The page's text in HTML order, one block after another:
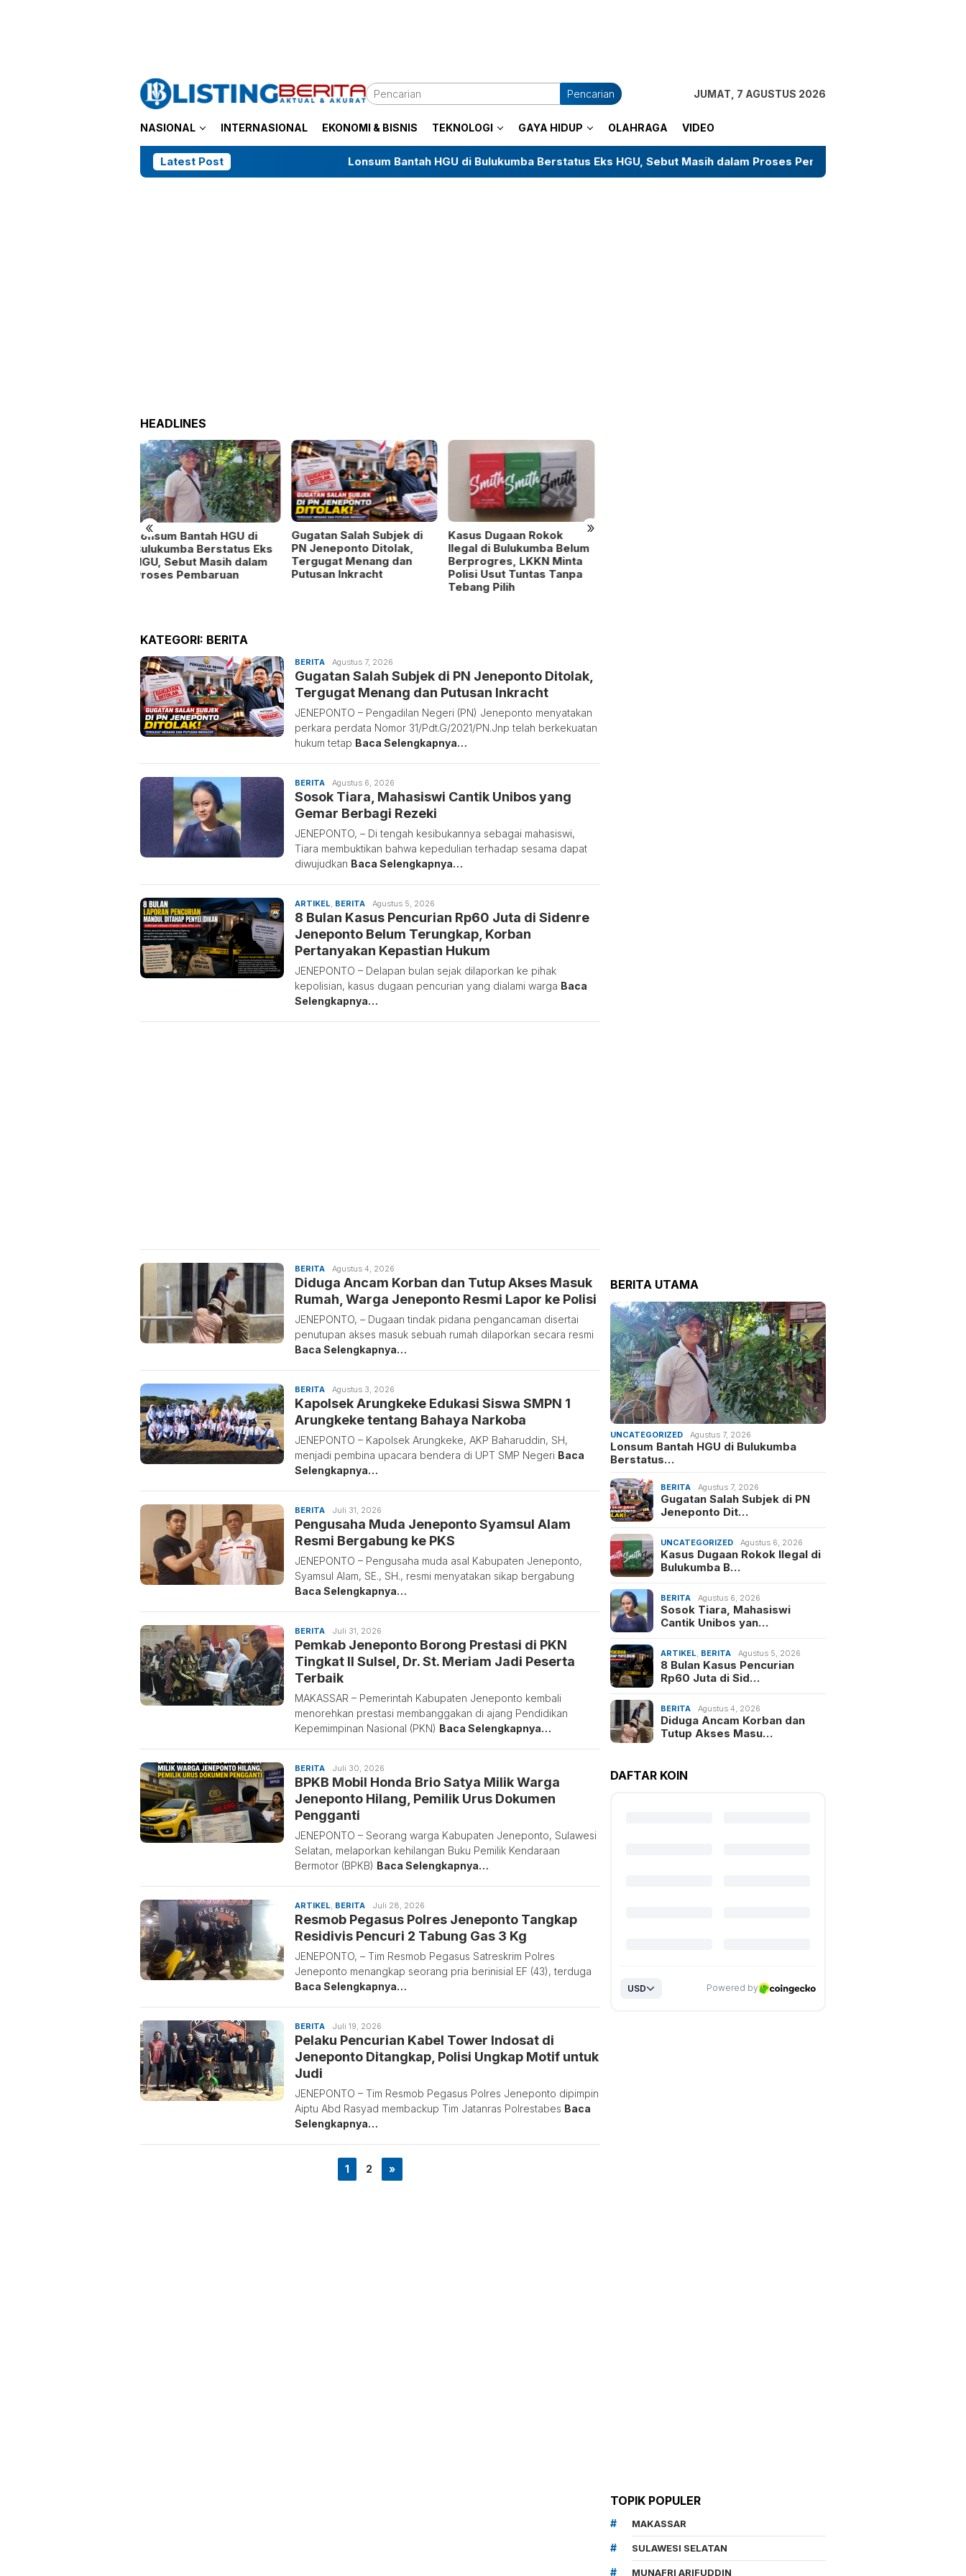
Pencarian JUMAT, 7 AGUSTUS 2026
NASIONAL INTERNASIONAL EKONOMI & BISNIS TEKNOLOGI GAYA HIDUP OLAHRAGA VIDEO
Latest Post Lonsum Bantah HGU di Bulukumba Berstatus Eks HGU, Sebut Masih dalam Proses Pembaruan Gugatan Salah Subjek di PN
HEADLINES
« »
Gugatan Salah Subjek di
PN Jeneponto Ditolak,
Tergugat Menang dan
Putusan Inkracht
Kasus Dugaan Rokok
Ilegal di Bulukumba Belum
Berprogres, LKKN Minta
Polisi Usut Tuntas Tanpa
Sosok Tiara, Mahasiswi
Cantik Unibos yang Gemar
Berbagi Rezeki
KATEGORI: BERITA
BERITA Sulaiman
Nai
Agustus 7, 2026
Gugatan Salah Subjek di PN Jeneponto Ditolak,
Tergugat Menang dan Putusan Inkracht
JENEPONTO – Pengadilan Negeri (PN) Jeneponto menyatakan
perkara perdata Nomor 31/Pdt.G/2021/PN.Jnp telah berkekuatan
hukum tetap Baca Selengkapnya…
BERITA Sulaiman
Nai
Agustus 6, 2026
Sosok Tiara, Mahasiswi Cantik Unibos yang
Gemar Berbagi Rezeki
JENEPONTO, – Di tengah kesibukannya sebagai mahasiswi,
Tiara membuktikan bahwa kepedulian terhadap sesama dapat
diwujudkan Baca Selengkapnya…
ARTIKEL, BERITA Sulaiman
Nai
Agustus 5, 2026
8 Bulan Kasus Pencurian Rp60 Juta di Sidenre
Jeneponto Belum Terungkap, Korban
Pertanyakan Kepastian Hukum
JENEPONTO – Delapan bulan sejak dilaporkan ke pihak
kepolisian, kasus dugaan pencurian yang dialami warga Baca
Selengkapnya…
BERITA Sulaiman
Nai
Agustus 4, 2026
Diduga Ancam Korban dan Tutup Akses Masuk
Rumah, Warga Jeneponto Resmi Lapor ke Polisi
JENEPONTO, – Dugaan tindak pidana pengancaman disertai
penutupan akses masuk sebuah rumah dilaporkan secara resmi
Baca Selengkapnya…
BERITA Sulaiman
Nai
Agustus 3, 2026
Kapolsek Arungkeke Edukasi Siswa SMPN 1
Arungkeke tentang Bahaya Narkoba
JENEPONTO – Kapolsek Arungkeke, AKP Baharuddin, SH,
menjadi pembina upacara bendera di UPT SMP Negeri Baca
Selengkapnya…
BERITA Sulaiman
Nai
Juli 31, 2026
Pengusaha Muda Jeneponto Syamsul Alam
Resmi Bergabung ke PKS
JENEPONTO – Pengusaha muda asal Kabupaten Jeneponto,
Syamsul Alam, SE., SH., resmi menyatakan sikap bergabung
Baca Selengkapnya…
BERITA Sulaiman
Nai
Juli 31, 2026
Pemkab Jeneponto Borong Prestasi di PKN
Tingkat II Sulsel, Dr. St. Meriam Jadi Peserta
Terbaik
MAKASSAR – Pemerintah Kabupaten Jeneponto kembali
menorehkan prestasi membanggakan di ajang Pendidikan
Kepemimpinan Nasional (PKN) Baca Selengkapnya…
BERITA Sulaiman
Nai
Juli 30, 2026
BPKB Mobil Honda Brio Satya Milik Warga
Jeneponto Hilang, Pemilik Urus Dokumen
Pengganti
JENEPONTO – Seorang warga Kabupaten Jeneponto, Sulawesi
Selatan, melaporkan kehilangan Buku Pemilik Kendaraan
Bermotor (BPKB) Baca Selengkapnya…
ARTIKEL, BERITA Sulaiman
Nai
Juli 28, 2026
Resmob Pegasus Polres Jeneponto Tangkap
Residivis Pencuri 2 Tabung Gas 3 Kg
JENEPONTO, – Tim Resmob Pegasus Satreskrim Polres
Jeneponto menangkap seorang pria berinisial EF (43), terduga
Baca Selengkapnya…
BERITA Sulaiman
Nai
Juli 19, 2026
Pelaku Pencurian Kabel Tower Indosat di
Jeneponto Ditangkap, Polisi Ungkap Motif untuk
Judi
JENEPONTO – Tim Resmob Pegasus Polres Jeneponto dipimpin
Aiptu Abd Rasyad membackup Tim Jatanras Polrestabes Baca
Selengkapnya…
1 2 »
BERITA UTAMA
UNCATEGORIZED Agustus 7, 2026
Lonsum Bantah HGU di Bulukumba
Berstatus…
BERITA Agustus 7, 2026
Gugatan Salah Subjek di PN
Jeneponto Dit…
UNCATEGORIZED Agustus 6, 2026
Kasus Dugaan Rokok Ilegal di
Bulukumba B…
BERITA Agustus 6, 2026
Sosok Tiara, Mahasiswi
Cantik Unibos yan…
ARTIKEL BERITA Agustus 5, 2026
8 Bulan Kasus Pencurian
Rp60 Juta di Sid…
BERITA Agustus 4, 2026
Diduga Ancam Korban dan
Tutup Akses Masu…
DAFTAR KOIN
TOPIK POPULER
MAKASSAR
SULAWESI SELATAN
MUNAFRI ARIFUDDIN